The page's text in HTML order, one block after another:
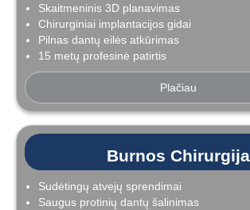
Skaitmeninis 3D planavimas
Chirurginiai implantacijos gidai
Pilnas dantų eilės atkūrimas
15 metų profesinė patirtis
Plačiau
Burnos Chirurgija
Sudėtingų atvejų sprendimai
Saugus protinių dantų šalinimas